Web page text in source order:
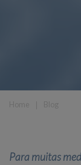
Para muitas